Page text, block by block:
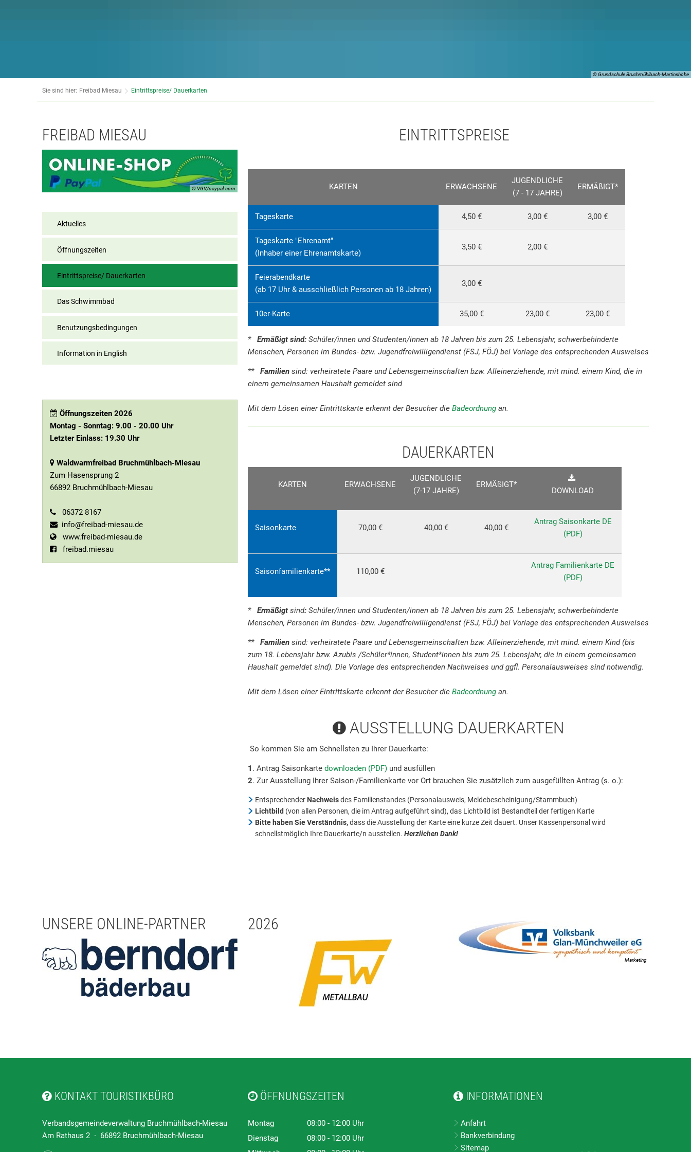
© Grundschule Bruchmühlbach-Martinshöhe
Sie sind hier: Freibad Miesau Eintrittspreise/ Dauerkarten
EINTRITTSPREISE
KARTEN ERWACHSENE
JUGENDLICHE
(7 - 17 JAHRE)
ERMÄßIGT*
Tageskarte 4,50 € 3,00 € 3,00 €
Tageskarte "Ehrenamt"
(Inhaber einer Ehrenamtskarte)
3,50 € 2,00 €
Feierabendkarte
(ab 17 Uhr & ausschließlich Personen ab 18 Jahren)
3,00 €
10er-Karte 35,00 € 23,00 € 23,00 €
* Ermäßigt sind: Schüler/innen und Studenten/innen ab 18 Jahren bis zum 25. Lebensjahr, schwerbehinderte
Menschen, Personen im Bundes- bzw. Jugendfreiwilligendienst (FSJ, FÖJ) bei Vorlage des entsprechenden Ausweises
** Familien sind: verheiratete Paare und Lebensgemeinschaften bzw. Alleinerziehende, mit mind. einem Kind, die in
einem gemeinsamen Haushalt gemeldet sind
Mit dem Lösen einer Eintrittskarte erkennt der Besucher die Badeordnung an.
DAUERKARTEN
KARTEN ERWACHSENE
JUGENDLICHE
(7-17 JAHRE)
ERMÄßIGT*
DOWNLOAD
Saisonkarte 70,00 € 40,00 € 40,00 €
Antrag Saisonkarte DE
(PDF)
Saisonfamilienkarte** 110,00 €
Antrag Familienkarte DE
(PDF)
* Ermäßigt sind: Schüler/innen und Studenten/innen ab 18 Jahren bis zum 25. Lebensjahr, schwerbehinderte
Menschen, Personen im Bundes- bzw. Jugendfreiwilligendienst (FSJ, FÖJ) bei Vorlage des entsprechenden Ausweises
** Familien sind: verheiratete Paare und Lebensgemeinschaften bzw. Alleinerziehende, mit mind. einem Kind (bis
zum 18. Lebensjahr bzw. Azubis /Schüler*innen, Student*innen bis zum 25. Lebensjahr, die in einem gemeinsamen
Haushalt gemeldet sind). Die Vorlage des entsprechenden Nachweises und ggfl. Personalausweises sind notwendig.
Mit dem Lösen einer Eintrittskarte erkennt der Besucher die Badeordnung an.
AUSSTELLUNG DAUERKARTEN
So kommen Sie am Schnellsten zu Ihrer Dauerkarte:
1 . Antrag Saisonkarte downloaden (PDF) und ausfüllen
2. Zur Ausstellung Ihrer Saison-/Familienkarte vor Ort brauchen Sie zusätzlich zum ausgefüllten Antrag (s. o.):
Entsprechender Nachweisdes Familienstandes (Personalausweis, Meldebescheinigung/Stammbuch)
Lichtbild (von allen Personen, die im Antrag aufgeführt sind), das Lichtbild ist Bestandteil der fertigen Karte
Bitte haben Sie Verständnis,dass die Ausstellung der Karte eine kurze Zeit dauert. Unser Kassenpersonal wird
schnellstmöglich Ihre Dauerkarte/n ausstellen. Herzlichen Dank!
FREIBAD MIESAU
© VGV/paypal.com
Aktuelles
Öffnungszeiten
Eintrittspreise/ Dauerkarten
Das Schwimmbad
Benutzungsbedingungen
Information in English
Öffnungszeiten 2026
Montag - Sonntag: 9.00 - 20.00 Uhr
Letzter Einlass: 19.30 Uhr
Waldwarmfreibad Bruchmühlbach-Miesau
Zum Hasensprung 2
66892 Bruchmühlbach-Miesau
06372 8167
info@freibad-miesau.de
www.freibad-miesau.de
freibad.miesau
UNSERE ONLINE-PARTNER 2026
Marketing
KONTAKT TOURISTIKBÜRO
Verbandsgemeindeverwaltung Bruchmühlbach-Miesau
Am Rathaus 2 · 66892 Bruchmühlbach-Miesau
ÖFFNUNGSZEITEN
Montag 08:00 - 12:00 Uhr
Von 08:00 bis 12:00 Uhr
Dienstag 08:00 - 12:00 Uhr
INFORMATIONEN
Anfahrt
Bankverbindung
Sitemap